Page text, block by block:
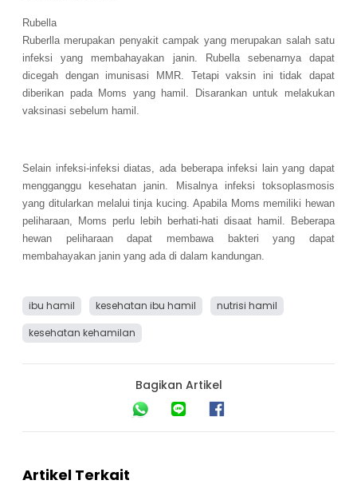
Rubella
Ruberlla merupakan penyakit campak yang merupakan salah satu
infeksi yang membahayakan janin. Rubella sebenarnya dapat
dicegah dengan imunisasi MMR. Tetapi vaksin ini tidak dapat
diberikan pada Moms yang hamil. Disarankan untuk melakukan
vaksinasi sebelum hamil.
Selain infeksi-infeksi diatas, ada beberapa infeksi lain yang dapat
mengganggu kesehatan janin. Misalnya infeksi toksoplasmosis
yang ditularkan melalui tinja kucing. Apabila Moms memiliki hewan
peliharaan, Moms perlu lebih berhati-hati disaat hamil. Beberapa
hewan peliharaan dapat membawa bakteri yang dapat
membahayakan janin yang ada di dalam kandungan.
ibu hamil kesehatan ibu hamil
nutrisi hamil
kesehatan kehamilan
Bagikan Artikel
Artikel Terkait